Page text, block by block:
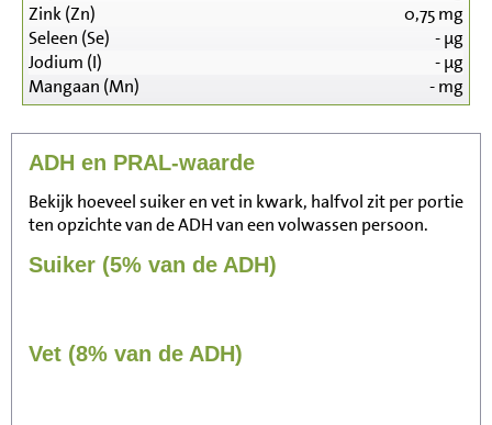
Zink (Zn)
0,75mg
Seleen (Se)
-µg
Jodium (I)
-µg
Mangaan (Mn)
-mg
ADH en PRAL-waarde
Bekijk hoeveel suiker en vet in kwark, halfvol zit per portie
ten opzichte van de ADH van een volwassen persoon.
Suiker (5% van de ADH)
Vet (8% van de ADH)